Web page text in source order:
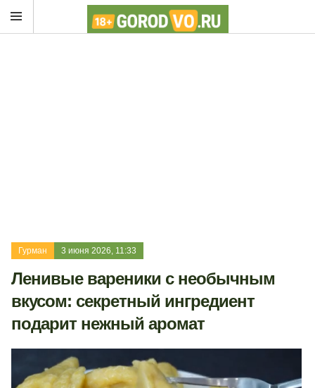
Гурман 3 июня 2026, 11:33
Ленивые вареники с необычным
вкусом: секретный ингредиент
подарит нежный аромат